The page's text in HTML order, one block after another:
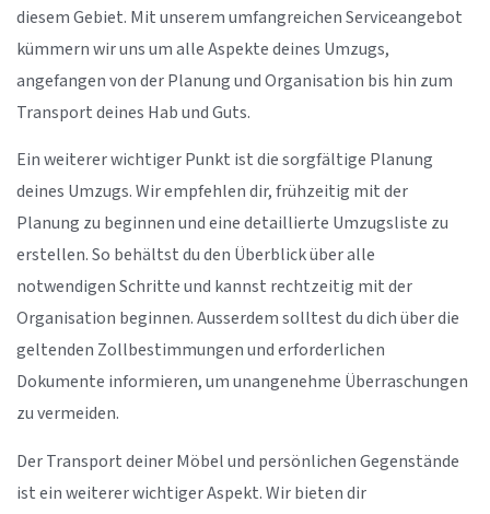
diesem Gebiet. Mit unserem umfangreichen Serviceangebot
kümmern wir uns um alle Aspekte deines Umzugs,
angefangen von der Planung und Organisation bis hin zum
Transport deines Hab und Guts.
Ein weiterer wichtiger Punkt ist die sorgfältige Planung
deines Umzugs. Wir empfehlen dir, frühzeitig mit der
Planung zu beginnen und eine detaillierte Umzugsliste zu
erstellen. So behältst du den Überblick über alle
notwendigen Schritte und kannst rechtzeitig mit der
Organisation beginnen. Ausserdem solltest du dich über die
geltenden Zollbestimmungen und erforderlichen
Dokumente informieren, um unangenehme Überraschungen
zu vermeiden.
Der Transport deiner Möbel und persönlichen Gegenstände
ist ein weiterer wichtiger Aspekt. Wir bieten dir